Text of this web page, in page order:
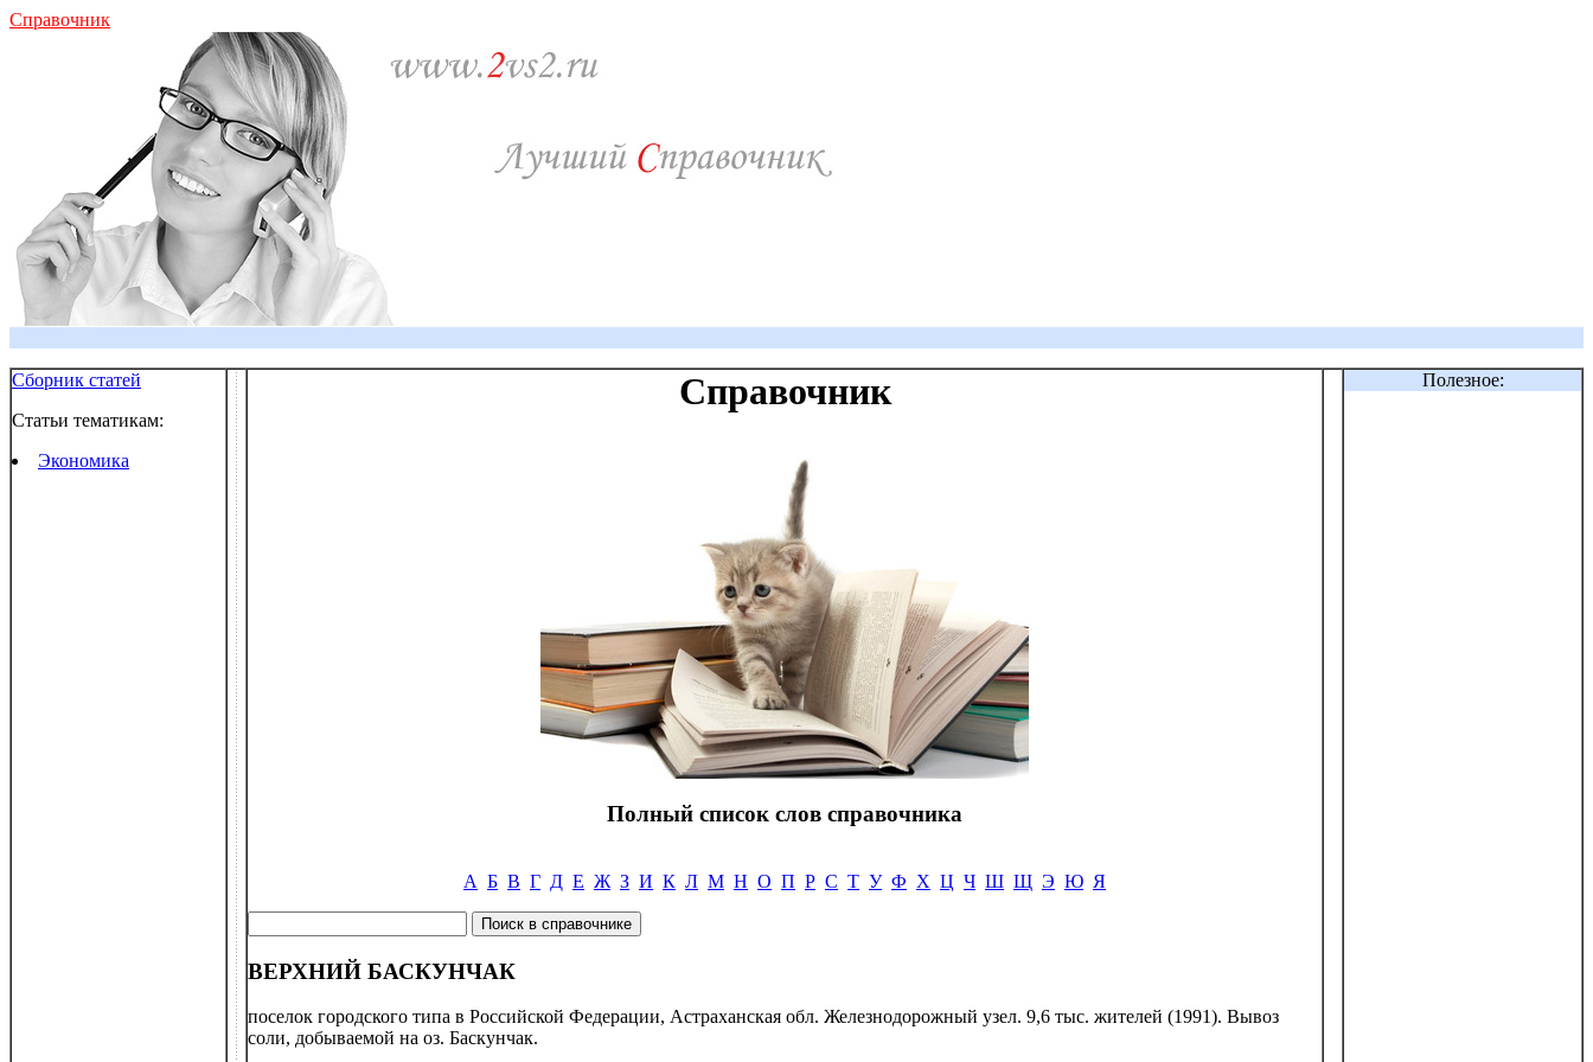
Справочник
Сборник статей
Статьи тематикам:
Экономика
Справочник
Полный список слов справочника
А Б В Г Д Е Ж З И К Л М Н О П Р С Т У Ф Х Ц Ч Ш Щ Э Ю Я
ВЕРХНИЙ БАСКУНЧАК
поселок городского типа в Российской Федерации, Астраханская обл. Железнодорожный узел. 9,6 тыс. жителей (1991). Вывоз
соли, добываемой на оз. Баскунчак.
Полезное: